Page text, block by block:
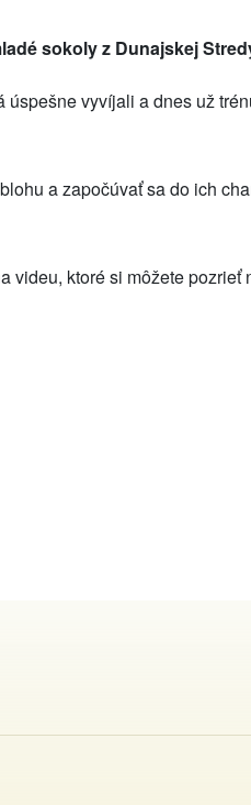
sokoly z Dunajskej
úspešne vyvíjali a dnes už
a započúvať sa do ich
videu, ktoré si môžete